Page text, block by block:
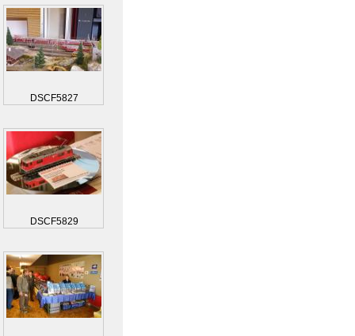
DSCF5827
DSCF5829